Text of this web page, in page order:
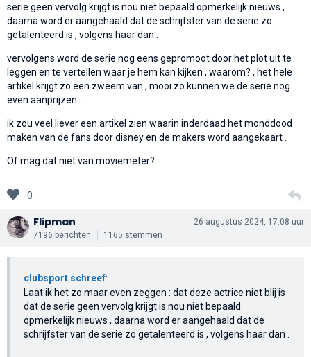
serie geen vervolg krijgt is nou niet bepaald opmerkelijk nieuws ,
daarna word er aangehaald dat de schrijfster van de serie zo
getalenteerd is , volgens haar dan .
vervolgens word de serie nog eens gepromoot door het plot uit te
leggen en te vertellen waar je hem kan kijken , waarom? , het hele
artikel krijgt zo een zweem van , mooi zo kunnen we de serie nog
even aanprijzen .
ik zou veel liever een artikel zien waarin inderdaad het monddood
maken van de fans door disney en de makers word aangekaart .
Of mag dat niet van moviemeter?
0
Flipman
7196 berichten 1165 stemmen
26 augustus 2024, 17:08 uur
clubsport schreef:
Laat ik het zo maar even zeggen : dat deze actrice niet blij is
dat de serie geen vervolg krijgt is nou niet bepaald
opmerkelijk nieuws , daarna word er aangehaald dat de
schrijfster van de serie zo getalenteerd is , volgens haar dan .